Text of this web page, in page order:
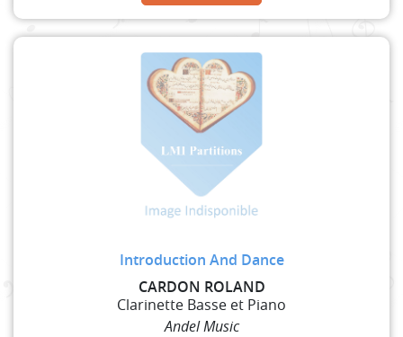
Introduction And Dance
CARDON ROLAND
Clarinette Basse et Piano
Andel Music